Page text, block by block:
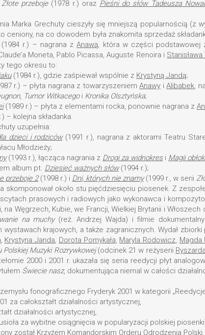
Złote przeboje(1978 r.) oraz Pieśni do słów Tadeusza
Marka Grechuty cieszyły się mniejszą popularnością (z
ceniony, na co dowodem była znakomita sprzedaż
r.) – nagrana zAnawą, która w części podstawowej
Moneta, Pablo Picassa, Auguste Renoira i
tego okresu to:
(1984 r.), gdzie zaśpiewał wspólnie z Krystyną Jandą;
r.) – płyta nagrana z towarzyszeniemAnawy iAlibabek,
, Tumor Witkacegoi Kronika Olsztyńska;
(1989 r.) – płyta z elementami rocka, ponownie nagrana z
– kolejna składanka.
uzupełnia:
dzieci i rodziców(1991 r.), nagrana z aktorami Teatru
Młodzieży;
(1993 r.), łącząca nagrania z Drogi za widnokresi Magii
album pt. Dziesięć ważnych słów(1994 r.);
przeboje 2(1998 r.) i Dni, których nie znamy(1999 r., w serii
skomponował około stu pięćdziesięciu piosenek. Z
prasowych i radiowych jako wykonawca i
na Węgrzech, Kubie, we Francji, Wielkiej Brytanii i
na muchy(reż. Andrzej Wajda) i filmie
wystawach krajowych, a także zagranicznych. Wydał
, Krystyna Janda, Dorota Pomykała, Maryla Rodowicz, Magda
Polskiej Muzyki Rozrywkowej(odcinek 21 w reżyserii
2000 i 2001 r. ukazała się seria reedycji płyt
Świecie nasz, dokumentująca niemal w całości
fonograficznego Fryderyk 2001 w kategorii
za całokształt działalności artystycznej,
działalności artystycznej,
za wybitne osiągnięcia w popularyzacji polskiej
został Krzyżem Komandorskim Orderu Odrodzenia Polski.